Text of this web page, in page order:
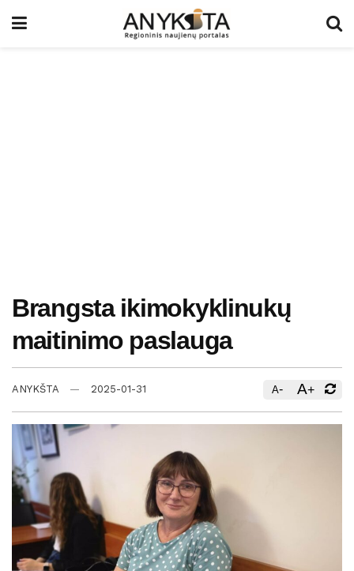
Brangsta ikimokyklinukų
maitinimo paslauga
ANYKŠTA 2025-01-31 A- A+